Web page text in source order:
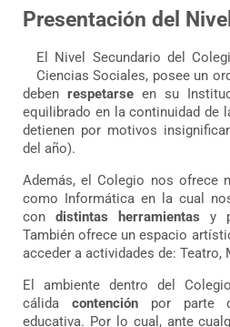
Presentación del
El Nivel Secundario del
Ciencias Sociales, posee un
deben respetarseen su
equilibrado en la continuidad de
detienen por motivos
del año).
Además, el Colegio nos ofrece
como Informática en la cual
con distintas herramientas y
También ofrece un espacio
acceder a actividades de:
El ambiente dentro del
cálida contenciónpor parte
educativa. Por lo cual, ante